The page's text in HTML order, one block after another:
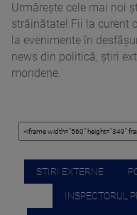
Urmărește cele mai noi
străinătate! Fii la curent
la evenimente în
news din politică, știri
mondene.
STIRI EXTERNE
INSPECTORUL